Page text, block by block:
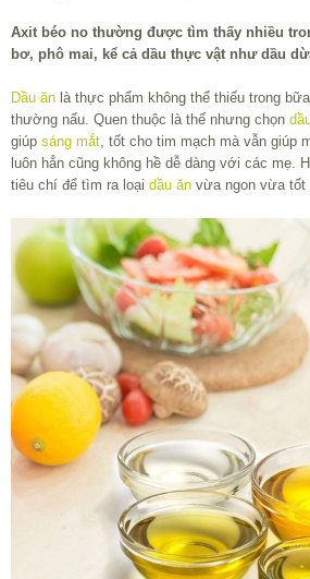
Axit béo no thường được tìm thấy nhiều
bơ, phô mai, kể cả dầu thực vật như dầu
Dầu ăn là thực phẩm không thể thiếu trong
thường nấu. Quen thuộc là thế nhưng chọn
giúp sáng mắt, tốt cho tim mạch mà vẫn giúp
luôn hẳn cũng không hề dễ dàng với các mẹ.
tiêu chí để tìm ra loại dầu ăn vừa ngon vừa tốt